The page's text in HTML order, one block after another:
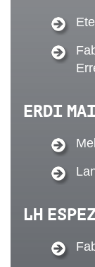
ERDI
LH